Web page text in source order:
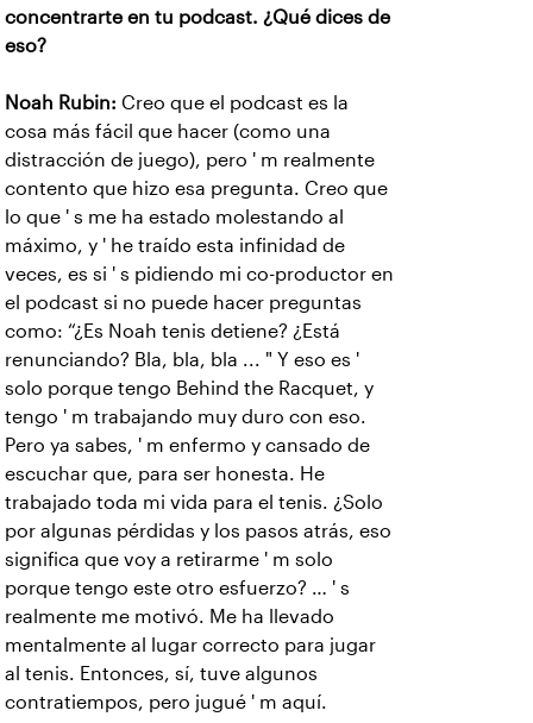
concentrarte en tu podcast. ¿Qué dices de
eso?
Noah Rubin: Creo que el podcast es la
cosa más fácil que hacer (como una
distracción de juego), pero ' m realmente
contento que hizo esa pregunta. Creo que
lo que ' s me ha estado molestando al
máximo, y ' he traído esta infinidad de
veces, es si ' s pidiendo mi co-productor en
el podcast si no puede hacer preguntas
como: “¿Es Noah tenis detiene? ¿Está
renunciando? Bla, bla, bla ... " Y eso es '
solo porque tengo Behind the Racquet, y
tengo ' m trabajando muy duro con eso.
Pero ya sabes, ' m enfermo y cansado de
escuchar que, para ser honesta. He
trabajado toda mi vida para el tenis. ¿Solo
por algunas pérdidas y los pasos atrás, eso
significa que voy a retirarme ' m solo
porque tengo este otro esfuerzo? … ' s
realmente me motivó. Me ha llevado
mentalmente al lugar correcto para jugar
al tenis. Entonces, sí, tuve algunos
contratiempos, pero jugué ' m aquí.